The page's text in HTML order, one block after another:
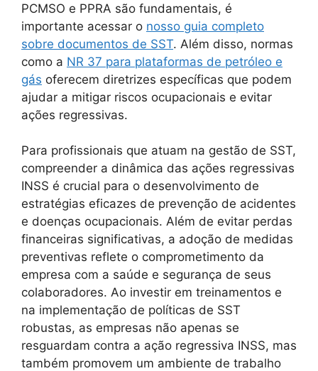
PCMSO e PPRA são fundamentais, é
importante acessar o nosso guia completo
sobre documentos de SST. Além disso, normas
como a NR 37 para plataformas de petróleo e
gás oferecem diretrizes específicas que podem
ajudar a mitigar riscos ocupacionais e evitar
ações regressivas.
Para profissionais que atuam na gestão de SST,
compreender a dinâmica das ações regressivas
INSS é crucial para o desenvolvimento de
estratégias eficazes de prevenção de acidentes
e doenças ocupacionais. Além de evitar perdas
financeiras significativas, a adoção de medidas
preventivas reflete o comprometimento da
empresa com a saúde e segurança de seus
colaboradores. Ao investir em treinamentos e
na implementação de políticas de SST
robustas, as empresas não apenas se
resguardam contra a ação regressiva INSS, mas
também promovem um ambiente de trabalho